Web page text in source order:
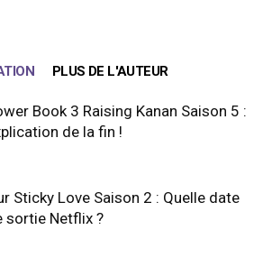
PLUS DE L'AUTEUR
Book 3 Raising Kanan Saison 5 :
de la fin !
Sticky Love Saison 2 : Quelle date
sortie Netflix ?